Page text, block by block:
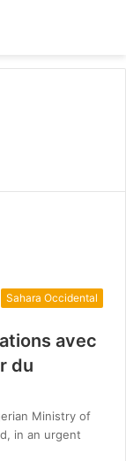
Sahara Occidental
avec
du
Ministry of
in an urgent